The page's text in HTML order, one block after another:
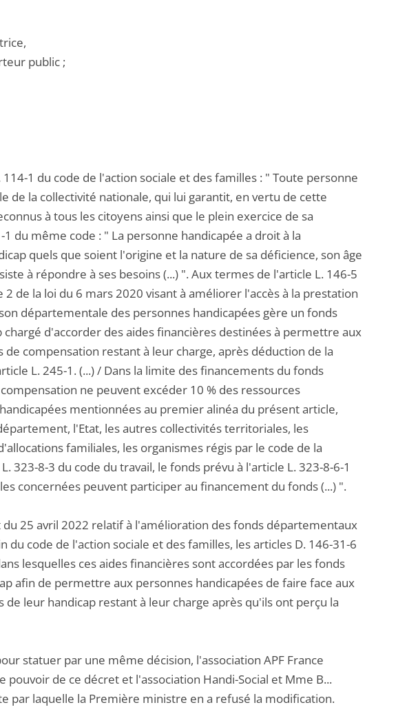
public ;
1 du code de l'action sociale et des familles : " Toute personne
de la collectivité nationale, qui lui garantit, en vertu de cette
à tous les citoyens ainsi que le plein exercice de sa
du même code : " La personne handicapée a droit à la
quels que soient l'origine et la nature de sa déficience, son âge
à répondre à ses besoins (...) ". Aux termes de l'article L. 146-5
de la loi du 6 mars 2020 visant à améliorer l'accès à la prestation
départementale des personnes handicapées gère un fonds
d'accorder des aides financières destinées à permettre aux
compensation restant à leur charge, après déduction de la
L. 245-1. (...) / Dans la limite des financements du fonds
ne peuvent excéder 10 % des ressources
mentionnées au premier alinéa du présent article,
l'Etat, les autres collectivités territoriales, les
familiales, les organismes régis par le code de la
323-8-3 du code du travail, le fonds prévu à l'article L. 323-8-6-1
concernées peuvent participer au financement du fonds (...) ".
du 25 avril 2022 relatif à l'amélioration des fonds départementaux
du code de l'action sociale et des familles, les articles D. 146-31-6
lesquelles ces aides financières sont accordées par les fonds
afin de permettre aux personnes handicapées de faire face aux
leur handicap restant à leur charge après qu'ils ont perçu la
statuer par une même décision, l'association APF France
de ce décret et l'association Handi-Social et Mme B...
par laquelle la Première ministre en a refusé la modification.